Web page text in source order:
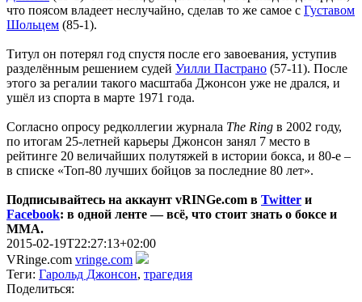
что поясом владеет неслучайно, сделав то же самое с Густавом
Шольцем (85-1).
Титул он потерял год спустя после его завоевания, уступив
разделённым решением судей Уилли Пастрано (57-11). После
этого за регалии такого масштаба Джонсон уже не дрался, и
ушёл из спорта в марте 1971 года.
Согласно опросу редколлегии журнала The Ring в 2002 году,
по итогам 25-летней карьеры Джонсон занял 7 место в
рейтинге 20 величайших полутяжей в истории бокса, и 80-е –
в списке «Топ-80 лучших бойцов за последние 80 лет».
Подписывайтесь на аккаунт vRINGe.com в Twitter и
Facebook: в одной ленте — всё, что стоит знать о боксе и
ММА.
2015-02-19T22:27:13+02:00
VRinge.com vringe.com
Теги: Гарольд Джонсон, трагедия
Поделиться: